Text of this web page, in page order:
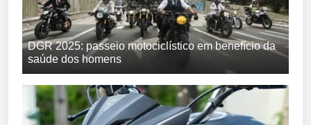
DGR 2025: passeio motociclístico em benefício da
saúde dos homens